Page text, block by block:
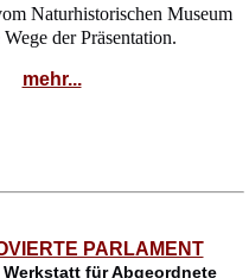
Naturhistorischen Museum
Wege der Präsentation.
mehr...
PARLAMENT
für Abgeordnete